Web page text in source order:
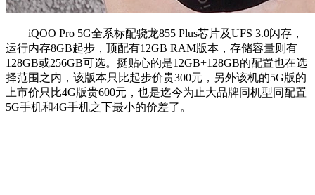
iQOO Pro 5G全系标配骁龙855 Plus芯片及UFS 3.0闪存，
运行内存8GB起步，顶配有12GB RAM版本，存储容量则有
128GB或256GB可选。挺贴心的是12GB+128GB的配置也在选
择范围之内，该版本只比起步价贵300元，另外该机的5G版的
上市价只比4G版贵600元，也是迄今为止大品牌同机型同配置
5G手机和4G手机之下最小的价差了。